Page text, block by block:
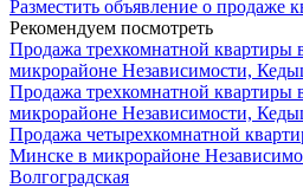
Разместить объявление о продаже
Рекомендуем посмотреть
Продажа трехкомнатной квартиры
микрорайоне Независимости,
Продажа трехкомнатной квартиры
микрорайоне Независимости,
Продажа четырехкомнатной
Минске в микрорайоне
Волгоградская